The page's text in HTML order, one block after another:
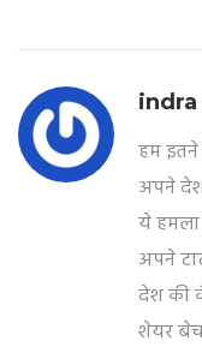
हम
अपने
ये
अपने
देश की
शेयर